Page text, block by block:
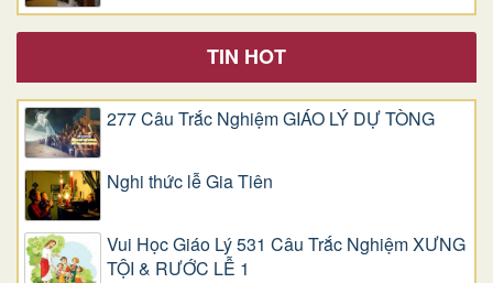
TIN HOT
277 Câu Trắc Nghiệm GIÁO LÝ DỰ TÒNG
Nghi thức lễ Gia Tiên
Vui Học Giáo Lý 531 Câu Trắc Nghiệm XƯNG
TỘI & RƯỚC LỄ 1